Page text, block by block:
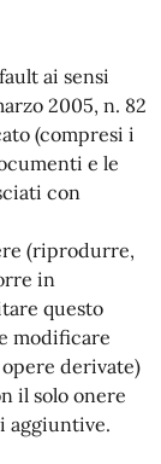
ai sensi
2005, n. 82
(compresi i
e le
con
(riprodurre,
in
questo
modificare
derivate)
il solo onere
aggiuntive.